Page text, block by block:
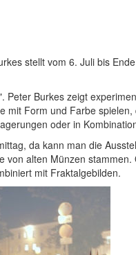
stellt vom 6. Juli bis
Peter Burkes zeigt
mit Form und Farbe
oder in
da kann man die
von alten Münzen
mit Fraktalgebilden.